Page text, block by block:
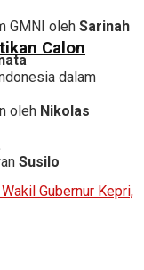
Calon
GMNI oleh Sarinah
dalam
oleh Nikolas
Susilo